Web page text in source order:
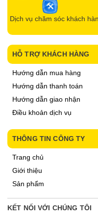
Dịch vụ chăm sóc khách
HỖ TRỢ KHÁCH HÀNG
Hướng dẫn mua hàng
Hướng dẫn thanh toán
Hướng dẫn giao nhận
Điều khoản dịch vụ
THÔNG TIN CÔNG TY
Trang chủ
Giới thiệu
Sản phẩm
KẾT NỐI VỚI CHÚNG TÔI